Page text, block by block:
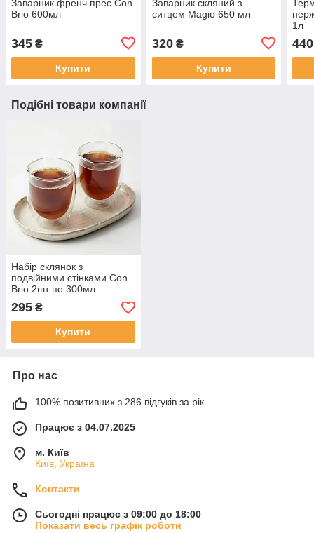
Заварник френч прес Con
Brio 600мл
345 ₴
Купити
Заварник скляний з
ситцем Magio 650 мл
320₴
Купити
1л
440
Подібні товари компанії
Набір склянок з
подвійними стінками Con
Brio 2шт по 300мл
295 ₴
Купити
Про нас
100% позитивних з 286 відгуків за рік
Працює з 04.07.2025
м. Київ
Київ, Україна
Контакти
Сьогодні працює з 09:00 до 18:00
Показати весь графік роботи